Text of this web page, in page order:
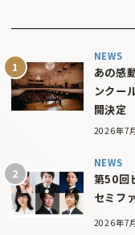
NEWS
あの感
ンクー
開決定
2026年7
NEWS
第50回
セミフ
2026年7